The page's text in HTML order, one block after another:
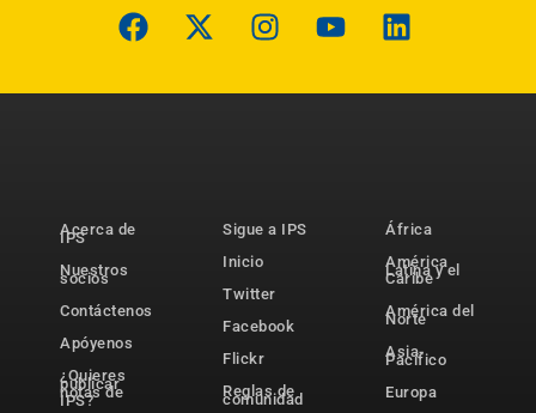
Acerca de
IPS
Nuestros
socios
Contáctenos
Apóyenos
¿Quieres
publicar
notas de
IPS?
Sigue a IPS
Inicio
Twitter
Facebook
Flickr
Reglas de
comunidad
África
América
Latina y el
Caribe
América del
Norte
Asia-
Pacífico
Europa